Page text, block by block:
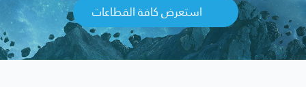
استعرض كافة القطاعات